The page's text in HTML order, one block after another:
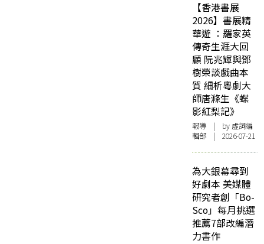
【香港書展
2026】書展精
華遊 ：羅家英
傳奇生涯大回
顧 阮兆輝與鄧
樹榮談戲曲本
質 細析粵劇大
師唐滌生《蝶
影紅梨記》
報導 | by 虛詞編
輯部 | 2026-07-21
為大銀幕尋到
好劇本 美媒體
研究者創「Bo-
Sco」每月挑選
推薦7部改編潛
力書作